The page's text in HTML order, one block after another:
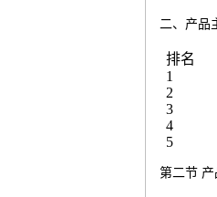
二、产品
排名
1
2
3
4
5
第二节